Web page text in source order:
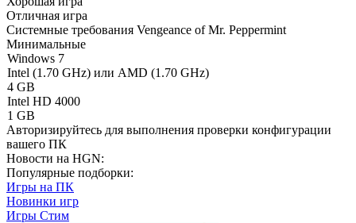
Отличная игра
Системные требования Vengeance of Mr. Peppermint
Минимальные
Windows 7
Intel (1.70 GHz) или AMD (1.70 GHz)
4 GB
Intel HD 4000
1 GB
Авторизируйтесь для выполнения проверки конфигурации
вашего ПК
Новости на HGN:
Популярные подборки:
Игры на ПК
Новинки игр
Игры Стим